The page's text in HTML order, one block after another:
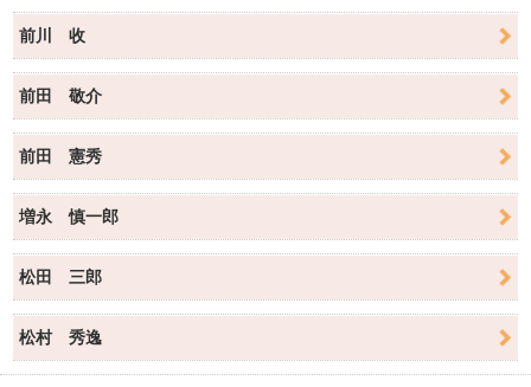
前川 收
前田 敬介
前田 憲秀
増永 慎一郎
松田 三郎
松村 秀逸